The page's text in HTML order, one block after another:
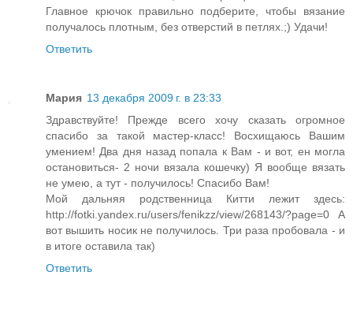
Главное крючок правильно подберите, чтобы вязание
получалось плотным, без отверстий в петлях.;) Удачи!
Ответить
Мария 13 декабря 2009 г. в 23:33
Здравствуйте! Прежде всего хочу сказать огромное
спасибо за такой мастер-класс! Восхищаюсь Вашим
умением! Два дня назад попала к Вам - и вот, ен могла
остановиться- 2 ночи вязала кошечку) Я вообще вязать
не умею, а тут - получилось! Спасибо Вам!
Мой дальняя родственница Китти лежит здесь:
http://fotki.yandex.ru/users/fenikzz/view/268143/?page=0 А
вот вышить носик не получилось. Три раза пробовала - и
в итоге оставила так)
Ответить